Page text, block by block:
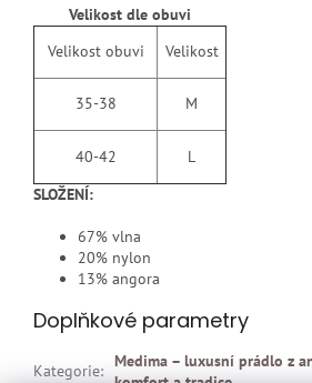
Velikost dle obuvi
Velikost obuvi
Velikost
35-38 M
40-42
L
SLOŽENÍ:
67% vlna
20% nylon
13% angora
Doplňkové parametry
Kategorie: Medima – luxusní prádlo z